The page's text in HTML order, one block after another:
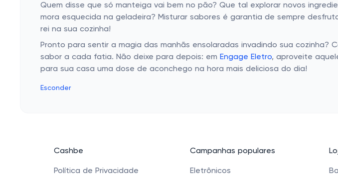
Quem disse que só manteiga vai bem no pão? Que tal explorar novos
mora esquecida na geladeira? Misturar sabores é garantia de sempre
rei na sua cozinha!
Pronto para sentir a magia das manhãs ensolaradas invadindo sua
sabor a cada fatia. Não deixe para depois: em Engage Eletro, aproveite
para sua casa uma dose de aconchego na hora mais deliciosa do dia!
Esconder
Cashbe
Política de Privacidade
Campanhas populares
Eletrônicos